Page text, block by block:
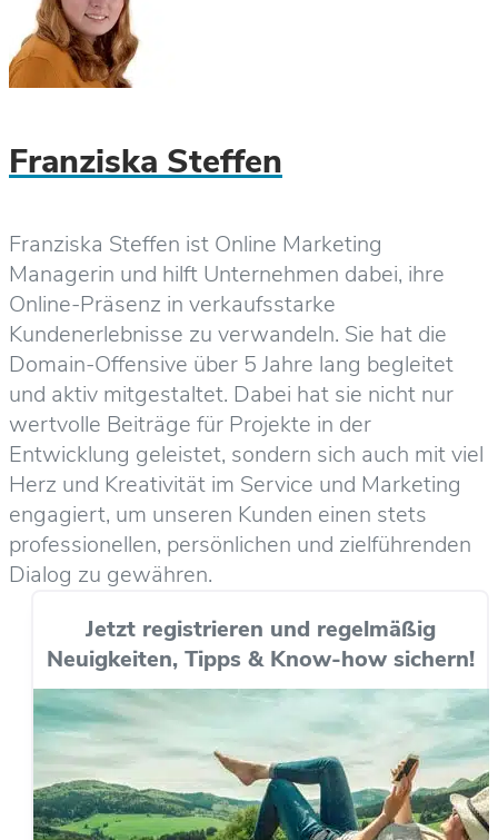
Franziska Steffen
Franziska Steffen ist Online Marketing
Managerin und hilft Unternehmen dabei, ihre
Online-Präsenz in verkaufsstarke
Kundenerlebnisse zu verwandeln. Sie hat die
Domain-Offensive über 5 Jahre lang begleitet
und aktiv mitgestaltet. Dabei hat sie nicht nur
wertvolle Beiträge für Projekte in der
Entwicklung geleistet, sondern sich auch mit viel
Herz und Kreativität im Service und Marketing
engagiert, um unseren Kunden einen stets
professionellen, persönlichen und zielführenden
Dialog zu gewähren.
Jetzt registrieren und regelmäßig
Neuigkeiten, Tipps & Know-how sichern!